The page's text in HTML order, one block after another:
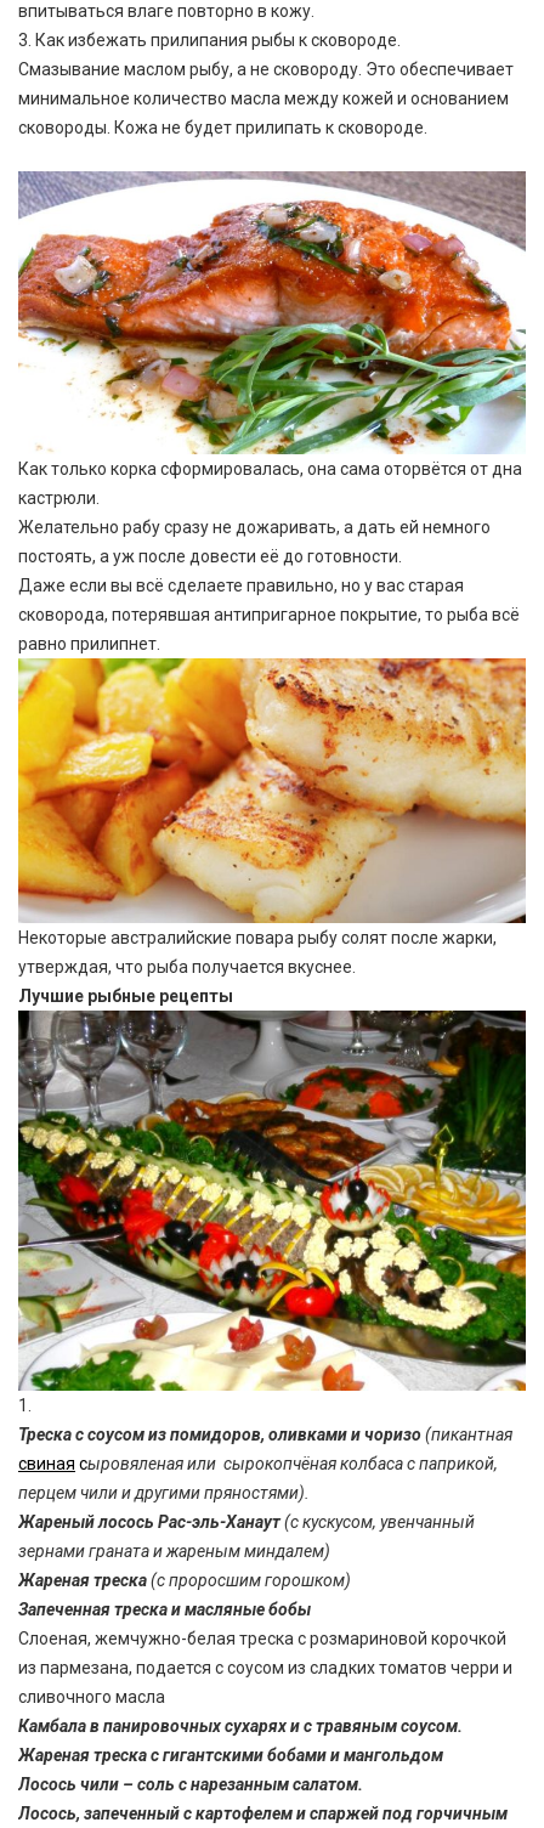
впитываться влаге повторно в кожу.
3. Как избежать прилипания рыбы к сковороде.
Смазывание маслом рыбу, а не сковороду. Это обеспечивает
минимальное количество масла между кожей и основанием
сковороды. Кожа не будет прилипать к сковороде.
Как только корка сформировалась, она сама оторвётся от дна
кастрюли.
Желательно рабу сразу не дожаривать, а дать ей немного
постоять, а уж после довести её до готовности.
Даже если вы всё сделаете правильно, но у вас старая
сковорода, потерявшая антипригарное покрытие, то рыба всё
равно прилипнет.
Некоторые австралийские повара рыбу солят после жарки,
утверждая, что рыба получается вкуснее.
Лучшие рыбные рецепты
1.
Треска с соусом из помидоров, оливками и чоризо(пикантная
свиная сыровяленая или сырокопчёная колбаса с паприкой,
перцем чили и другими пряностями).
Жареный лосось Рас-эль-Ханаут(с кускусом, увенчанный
зернами граната и жареным миндалем)
Жареная треска(с проросшим горошком)
Запеченная треска и масляные бобы
Слоеная, жемчужно-белая треска с розмариновой корочкой
из пармезана, подается с соусом из сладких томатов черри и
сливочного масла
Камбала в панировочных сухарях и с травяным соусом.
Жареная треска с гигантскими бобами и мангольдом
Лосось чили – соль с нарезанным салатом.
Лосось, запеченный с картофелем и спаржей под горчичным